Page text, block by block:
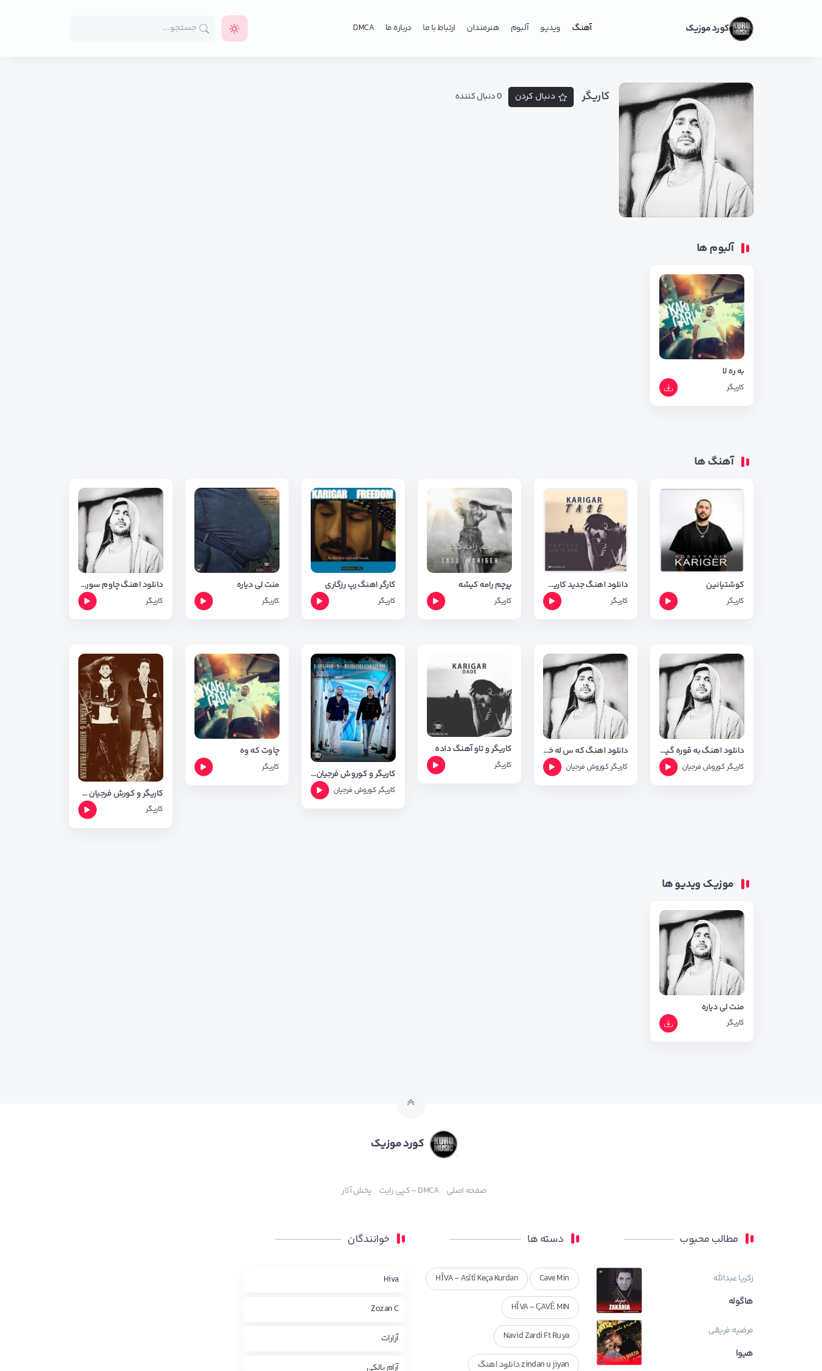
کورد موزیک آهنگ ویدیو آلبوم هنرمندان ارتباط با ما درباره ما DMCA
کاریگر دنبال کردن 0 دنبال کننده
آلبوم ها
به ره لا
کاریگر
آهنگ ها
کوشتیانین
کاریگر
دانلود اهنگ جدید کاریگر به نام تاسه + متن آهنگ
کاریگر
پرچم رامه کیشه
کاریگر
کارگر اهنگ رپ رزگاری
کاریگر
منت لی دیاره
کاریگر
دانلود اهنگ چاوم سوره از کاریگر
کاریگر
دانلود اهنگ به قوره گیراو از کاریگر و کوروش فرجیان
کاریگر کوروش فرجیان
دانلود اهنگ که س له خوشی خوی از کاریگر
کاریگر کوروش فرجیان
کاریگر و تاو آهنگ داده
کاریگر
کاریگر و کوروش فرجیان - فیری
کاریگرکوروش فرجیان
چاوت که وه
کاریگر
کاریگر و کورش فرجیان - چاوم سوره
کاریگر
موزیک ویدیو ها
منت لی دیاره
کاریگر
کورد موزیک
صفحه اصلی DMCA – کپی رایت پخش آثار
مطالب محبوب
زکریا عبدالله
هاگوله
مرضیه فریقی
هیوا
دسته ها
Cave Min
HÎVA - Asîtî Keça Kurdan
HÎVA - ÇAVÊ MIN
Navid Zardi Ft Ruya
zindan u jiyan دانلود اهنگ
خوانندگان
Hiva
Zozan C
آرارات
آرام بالکی